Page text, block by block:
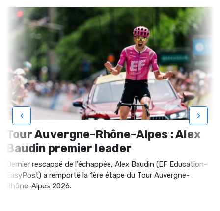
Tour Auvergne-Rhône-Alpes : Alex
Baudin premier leader
Dernier rescappé de l'échappée, Alex Baudin (EF Education-
EasyPost) a remporté la 1ère étape du Tour Auvergne-
Rhône-Alpes 2026.
‹ ›